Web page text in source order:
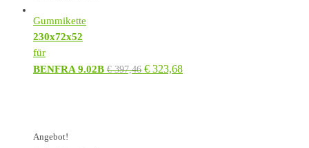
Gummikette
230x72x52
für
BENFRA 9.02B €397,46 € 323,68
Angebot!